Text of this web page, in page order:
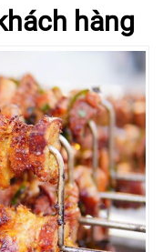
hàng